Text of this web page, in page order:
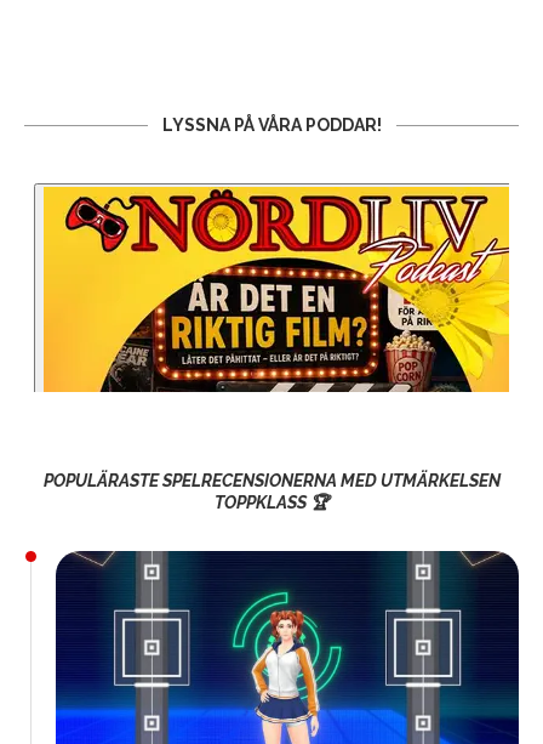
LYSSNA PÅ VÅRA PODDAR!
POPULÄRASTE SPELRECENSIONERNA MED UTMÄRKELSEN
TOPPKLASS 🏆